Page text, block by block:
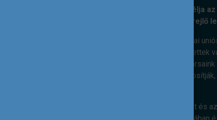
A Tempus Közalapítvány kiemelt célja
nemzetközi együttműködéseiben rejlő
Ennek érdekében feladatunk az európai
szakpolitikai célok mentén. Elkötelezettek
megvalósításáért dolgoznak.
kiterjedt nemzetközi kapcsolatai
Hiszünk abban, hogy az ifjúsági terület